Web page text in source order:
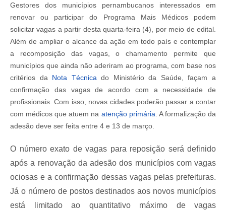
Gestores dos municípios pernambucanos interessados em
renovar ou participar do Programa Mais Médicos podem
solicitar vagas a partir desta quarta-feira (4), por meio de edital.
Além de ampliar o alcance da ação em todo país e contemplar
a recomposição das vagas, o chamamento permite que
municípios que ainda não aderiram ao programa, com base nos
critérios da Nota Técnica do Ministério da Saúde, façam a
confirmação das vagas de acordo com a necessidade de
profissionais. Com isso, novas cidades poderão passar a contar
com médicos que atuem na atenção primária . A formalização da
adesão deve ser feita entre 4 e 13 de março.
O número exato de vagas para reposição será definido
após a renovação da adesão dos municípios com vagas
ociosas e a confirmação dessas vagas pelas prefeituras.
Já o número de postos destinados aos novos municípios
está limitado ao quantitativo máximo de vagas